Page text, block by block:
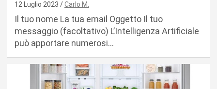
12 Luglio 2023 Carlo M.
Il tuo nome La tua email Oggetto Il tuo
messaggio (facoltativo) L’Intelligenza Artificiale
può apportare numerosi…